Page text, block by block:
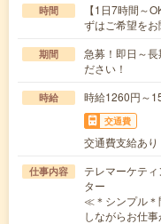
時間
【1日7時間～
ずはご希望を
期間
急募！即日～
ださい！
時給 時給1260円～
交通費
交通費支給あ
仕事内容
テレマーケテ
ター
≪＊シンプル＊
しながらお仕